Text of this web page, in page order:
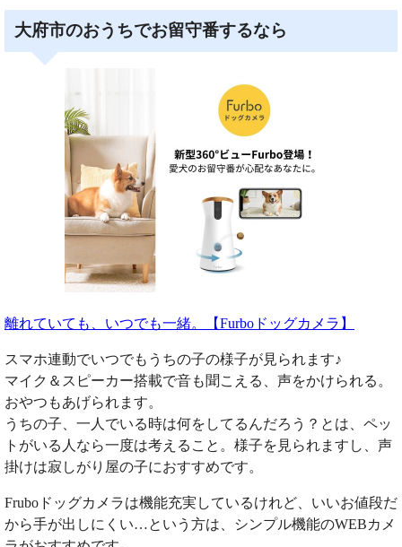
大府市のおうちでお留守番するなら
離れていても、いつでも一緒。【Furboドッグカメラ】
スマホ連動でいつでもうちの子の様子が見られます♪
マイク＆スピーカー搭載で音も聞こえる、声をかけられる。
おやつもあげられます。
うちの子、一人でいる時は何をしてるんだろう？とは、ペッ
トがいる人なら一度は考えること。様子を見られますし、声
掛けは寂しがり屋の子におすすめです。
Fruboドッグカメラは機能充実しているけれど、いいお値段だ
から手が出しにくい…という方は、シンプル機能のWEBカメ